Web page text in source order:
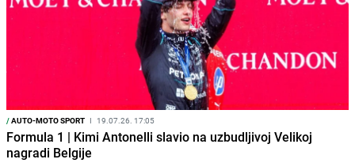
/AUTO-MOTO SPORT I 19.07.26. 17:05
Formula 1 | Kimi Antonelli slavio na uzbudljivoj Velikoj
nagradi Belgije